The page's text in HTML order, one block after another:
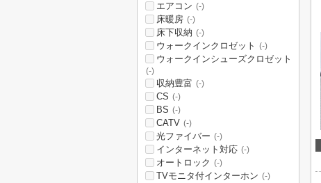
エアコン (-)
床暖房 (-)
床下収納 (-)
ウォークインクロゼット (-)
ウォークインシューズクロゼット
(-)
収納豊富 (-)
CS (-)
BS (-)
CATV (-)
光ファイバー (-)
インターネット対応 (-)
オートロック (-)
TVモニタ付インターホン (-)